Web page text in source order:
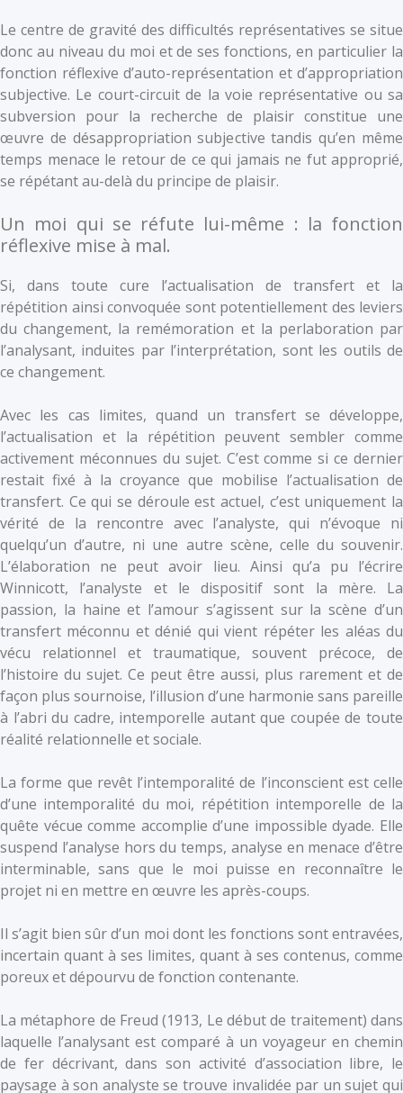
Le centre de gravité des difficultés représentatives se situe
donc au niveau du moi et de ses fonctions, en particulier la
fonction réflexive d’auto-représentation et d’appropriation
subjective. Le court-circuit de la voie représentative ou sa
subversion pour la recherche de plaisir constitue une
œuvre de désappropriation subjective tandis qu’en même
temps menace le retour de ce qui jamais ne fut approprié,
se répétant au-delà du principe de plaisir.
Un moi qui se réfute lui-même : la fonction
réflexive mise à mal.
Si, dans toute cure l’actualisation de transfert et la
répétition ainsi convoquée sont potentiellement des leviers
du changement, la remémoration et la perlaboration par
l’analysant, induites par l’interprétation, sont les outils de
ce changement.
Avec les cas limites, quand un transfert se développe,
l’actualisation et la répétition peuvent sembler comme
activement méconnues du sujet. C’est comme si ce dernier
restait fixé à la croyance que mobilise l’actualisation de
transfert. Ce qui se déroule est actuel, c’est uniquement la
vérité de la rencontre avec l’analyste, qui n’évoque ni
quelqu’un d’autre, ni une autre scène, celle du souvenir.
L’élaboration ne peut avoir lieu. Ainsi qu’a pu l’écrire
Winnicott, l’analyste et le dispositif sont la mère. La
passion, la haine et l’amour s’agissent sur la scène d’un
transfert méconnu et dénié qui vient répéter les aléas du
vécu relationnel et traumatique, souvent précoce, de
l’histoire du sujet. Ce peut être aussi, plus rarement et de
façon plus sournoise, l’illusion d’une harmonie sans pareille
à l’abri du cadre, intemporelle autant que coupée de toute
réalité relationnelle et sociale.
La forme que revêt l’intemporalité de l’inconscient est celle
d’une intemporalité du moi, répétition intemporelle de la
quête vécue comme accomplie d’une impossible dyade. Elle
suspend l’analyse hors du temps, analyse en menace d’être
interminable, sans que le moi puisse en reconnaître le
projet ni en mettre en œuvre les après-coups.
Il s’agit bien sûr d’un moi dont les fonctions sont entravées,
incertain quant à ses limites, quant à ses contenus, comme
poreux et dépourvu de fonction contenante.
La métaphore de Freud (1913, Le début de traitement) dans
laquelle l’analysant est comparé à un voyageur en chemin
de fer décrivant, dans son activité d’association libre, le
paysage à son analyste se trouve invalidée par un sujet qui